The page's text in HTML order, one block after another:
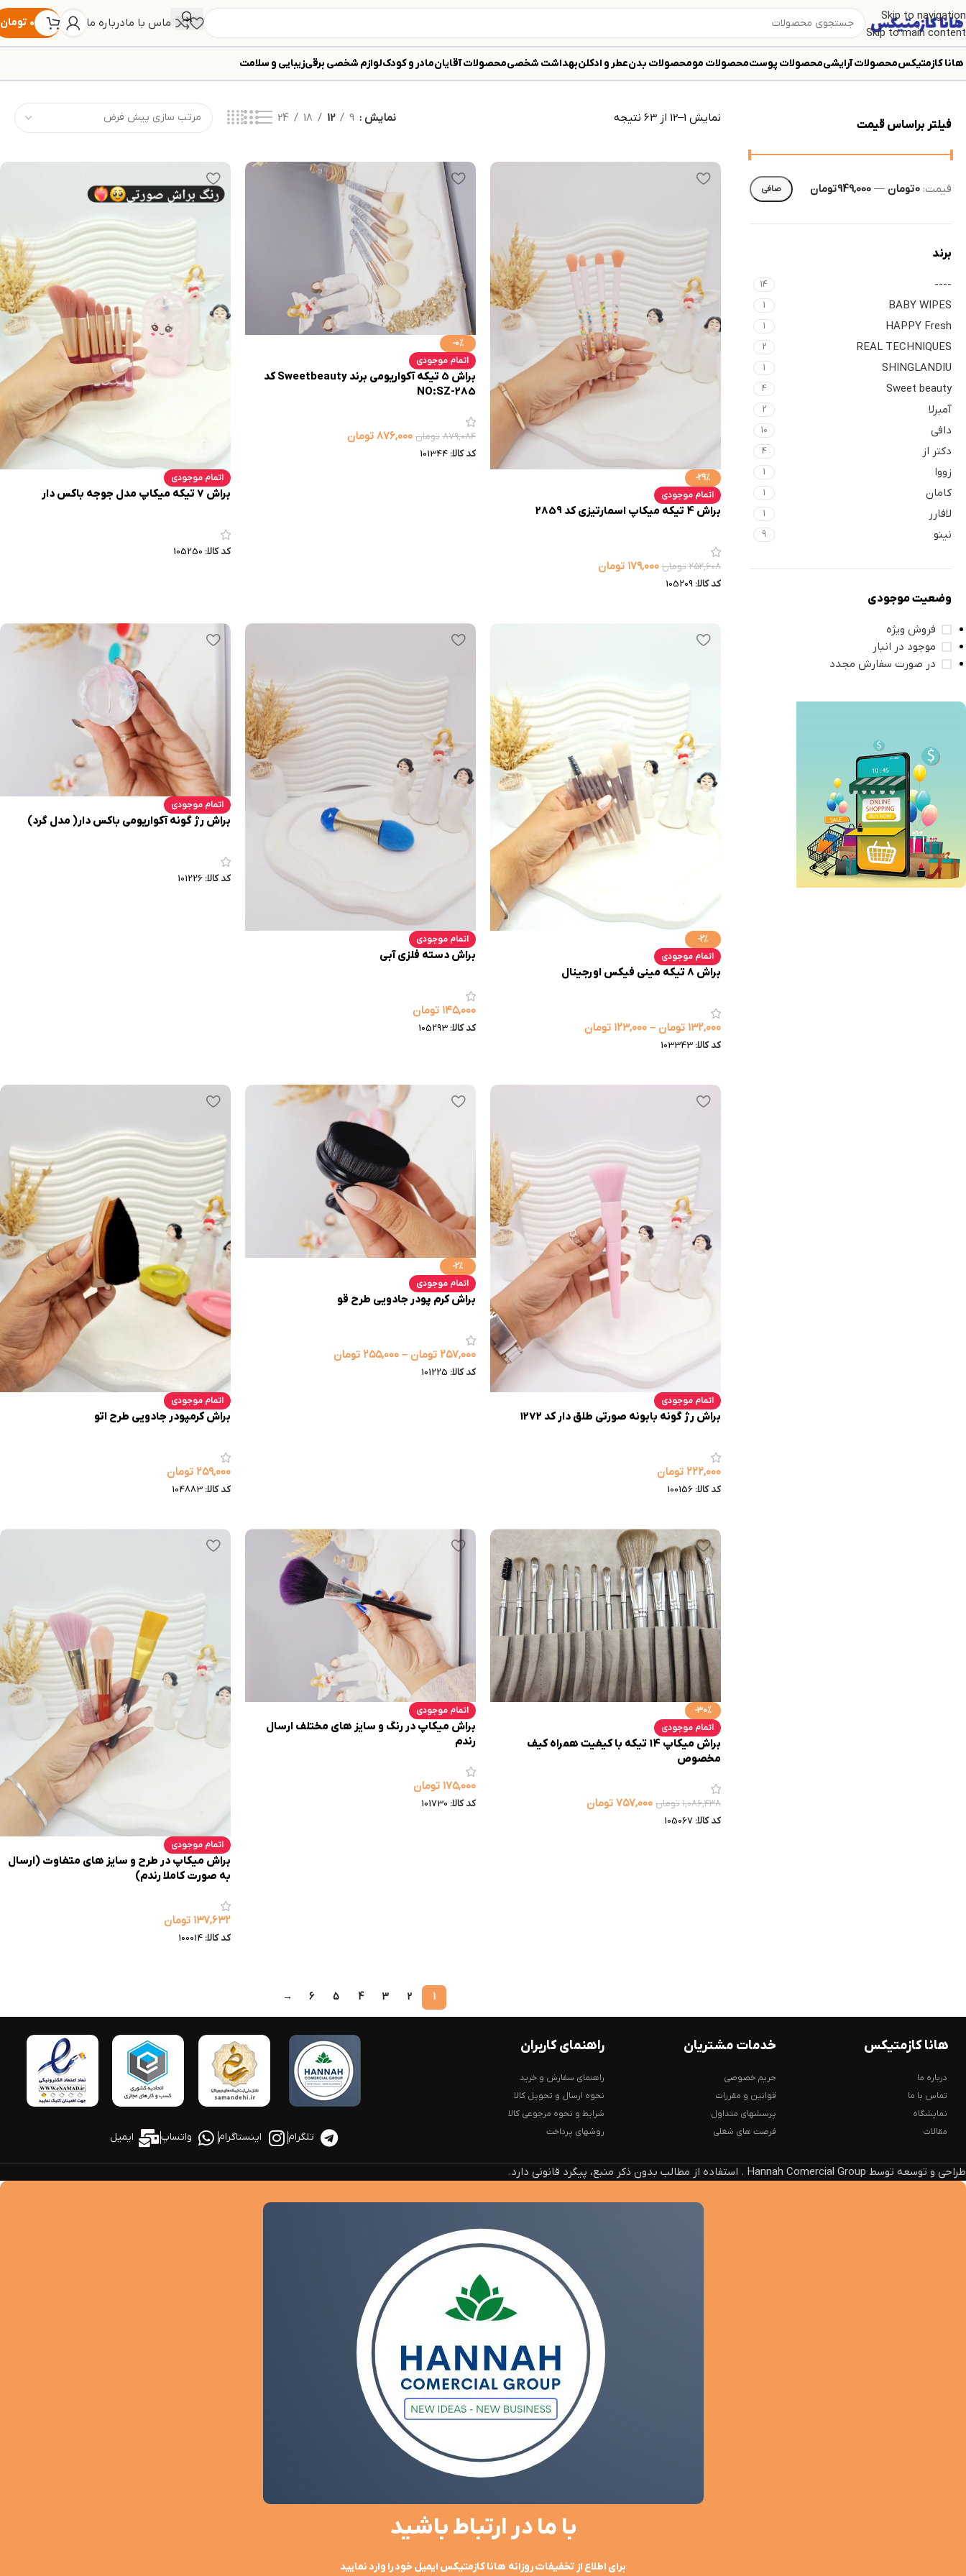
Skip to navigation
Skip to main content
تماس با مادرباره ما ۰ تومان
هانا کازمتیکسمحصولات آرایشیمحصولات پوستمحصولات مومحصولات بدنعطر و ادکلنبهداشت شخصیمحصولات آقایانمادر و کودکلوازم شخصی برقیزیبایی و سلامت ابزار جانبی پوست
فیلتر براساس قیمت
صافی قيمت: 0 تومان — 949,000 تومان
برند
----
14
BABY WIPES
1
HAPPY Fresh
1
REAL TECHNIQUES
2
SHINGLANDIU
1
Sweet beauty
4
آمبرلا 2
دافی 10
دکتر از 4
زووا 1
کامان 1
لافارر 1
نینو 9
وضعیت موجودی
فروش ویژه
موجود در انبار
در صورت سفارش مجدد
نمایش 1–12 از 63 نتیجه نمایش 9
12
18
24
-29%
اتمام موجودی
براش 4 تیکه میکاپ اسمارتیزی کد 2859
۲۵۲,۶۰۸ تومان ۱۷۹,۰۰۰ تومان
کد کالا: 105209
-0%
اتمام موجودی
براش 5 تیکه آکواریومی برند Sweetbeauty کد
NO:SZ-285
۸۷۹,۰۸۴ تومان ۸۷۶,۰۰۰ تومان
کد کالا: 101344
اتمام موجودی
براش 7 تیکه میکاپ مدل جوجه باکس دار
کد کالا: 105250
-2%
اتمام موجودی
براش 8 تیکه مینی فیکس اورجینال
۱۳۲,۰۰۰ تومان – ۱۲۳,۰۰۰ تومان
کد کالا: 103343
اتمام موجودی
براش دسته فلزی آبی
۱۴۵,۰۰۰ تومان
کد کالا: 105293
اتمام موجودی
براش رژ گونه آکواریومی باکس دار( مدل گرد)
کد کالا: 101226
اتمام موجودی
براش رژ گونه بابونه صورتی طلق دار کد 1272
۲۲۲,۰۰۰ تومان
کد کالا: 100156
-2%
اتمام موجودی
براش کرم پودر جادویی طرح قو
۲۵۷,۰۰۰ تومان – ۲۵۵,۰۰۰ تومان
کد کالا: 101225
اتمام موجودی
براش کرمپودر جادویی طرح اتو
۲۵۹,۰۰۰ تومان
کد کالا: 104883
-30%
اتمام موجودی
براش میکاپ 14 تیکه با کیفیت همراه کیف
مخصوص
۱,۰۸۶,۴۳۸ تومان ۷۵۷,۰۰۰ تومان
کد کالا: 105067
اتمام موجودی
براش میکاپ در رنگ و سایز های مختلف ارسال
رندم
۱۷۵,۰۰۰ تومان
کد کالا: 101730
اتمام موجودی
براش میکاپ در طرح و سایز های متفاوت (ارسال
به صورت کاملا رندم)
۱۳۷,۶۳۲ تومان
کد کالا: 100014
1
2
3
4
5
6
→
هانا کازمتیکس
درباره ما
تماس با ما
نمایشگاه
مقالات
خدمات مشتریان
حریم خصوصی
قوانین و مقررات
پرسشهای متداول
فرصت های شغلی
راهنمای کاربران
راهنمای سفارش و خرید
نحوه ارسال و تحویل کالا
شرایط و نحوه مرجوعی کالا
روشهای پرداخت
تلگرام اینستاگرام واتساپ ایمیل
طراحی و توسعه توسط Hannah Comercial Group . استفاده از مطالب بدون ذکر منبع، پیگرد قانونی دارد.
با ما در ارتباط باشید
برای اطلاع از تخفیفات روزانه هانا کازمتیکس ایمیل خود را وارد نمایید